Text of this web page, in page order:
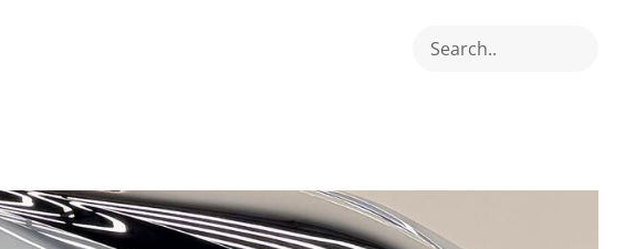
Search..